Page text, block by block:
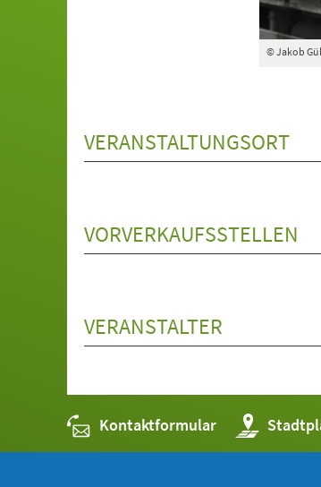
© Jakob
VERANSTALTUNGSORT
VORVERKAUFSSTELLEN
VERANSTALTER
Kontaktformular (Öffnet
in
einem